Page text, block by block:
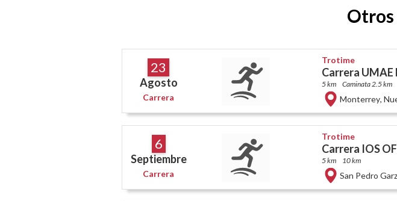
23
Agosto
Carrera
Trotime
Carrera UMAE
5 km Caminata 2.5 km
Monterrey,
6
Septiembre
Carrera
Trotime
Carrera IOS
5 km 10 km
San Pedro